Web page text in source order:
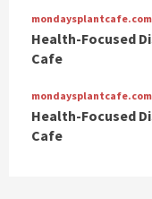
mondaysplantcafe.com
Health-Focused
Cafe
mondaysplantcafe.com
Health-Focused
Cafe